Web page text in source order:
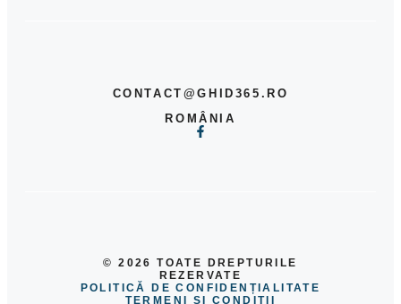
CONTACT@GHID365.RO
ROMÂNIA
© 2026 TOATE DREPTURILE
REZERVATE
POLITICĂ DE CONFIDENȚIALITATE
TERMENI ȘI CONDIȚII